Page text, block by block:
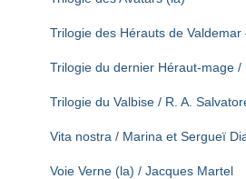
Trilogie des Hérauts de
Trilogie du dernier Héraut-mage /
Trilogie du Valbise / R. A.
Vita nostra / Marina et Sergueï
Voie Verne (la) / Jacques Martel